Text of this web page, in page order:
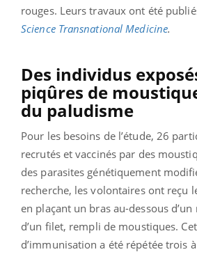
rouges. Leurs travaux ont été
Science Transnational Medicine.
Des individus
piqûres de
du paludisme
Pour les besoins de l’étude, 26
recrutés et vaccinés par des
des parasites génétiquement
recherche, les volontaires ont reçu
en plaçant un bras au-dessous
d’un filet, rempli de moustiques.
d’immunisation a été répétée trois